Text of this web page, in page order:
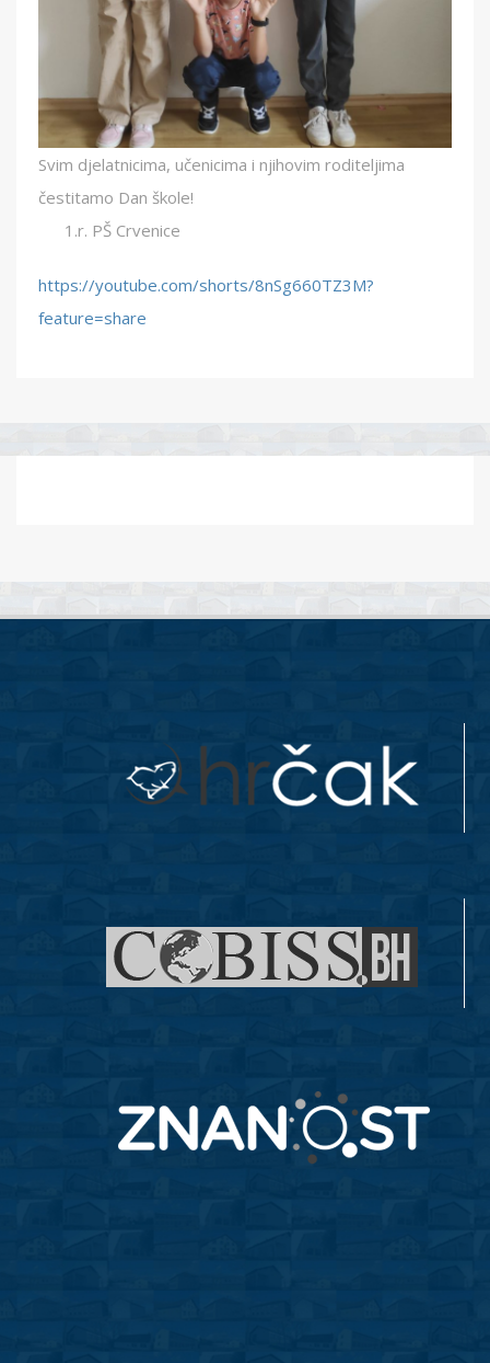
Svim djelatnicima, učenicima i njihovim roditeljima
čestitamo Dan škole!
1.r. PŠ Crvenice
https://youtube.com/shorts/8nSg660TZ3M?
feature=share